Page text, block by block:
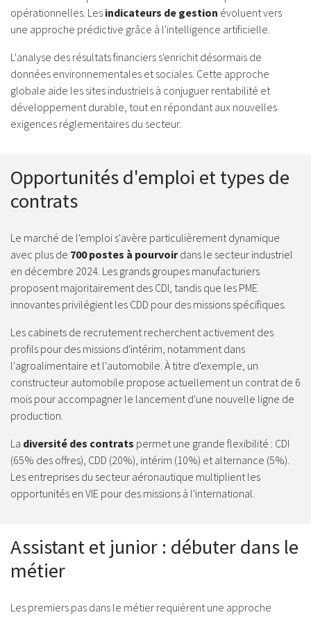
opérationnelles. Les indicateurs de gestion évoluent vers
une approche prédictive grâce à l'intelligence artificielle.
L'analyse des résultats financiers s'enrichit désormais de
données environnementales et sociales. Cette approche
globale aide les sites industriels à conjuguer rentabilité et
développement durable, tout en répondant aux nouvelles
exigences réglementaires du secteur.
Opportunités d'emploi et types de
contrats
Le marché de l'emploi s'avère particulièrement dynamique
avec plus de 700 postes à pourvoirdans le secteur industriel
en décembre 2024. Les grands groupes manufacturiers
proposent majoritairement des CDI, tandis que les PME
innovantes privilégient les CDD pour des missions spécifiques.
Les cabinets de recrutement recherchent activement des
profils pour des missions d'intérim, notamment dans
l'agroalimentaire et l'automobile. À titre d'exemple, un
constructeur automobile propose actuellement un contrat de 6
mois pour accompagner le lancement d'une nouvelle ligne de
production.
La diversité des contrats permet une grande flexibilité : CDI
(65% des offres), CDD (20%), intérim (10%) et alternance (5%).
Les entreprises du secteur aéronautique multiplient les
opportunités en VIE pour des missions à l'international.
Assistant et junior : débuter dans le
métier
Les premiers pas dans le métier requièrent une approche